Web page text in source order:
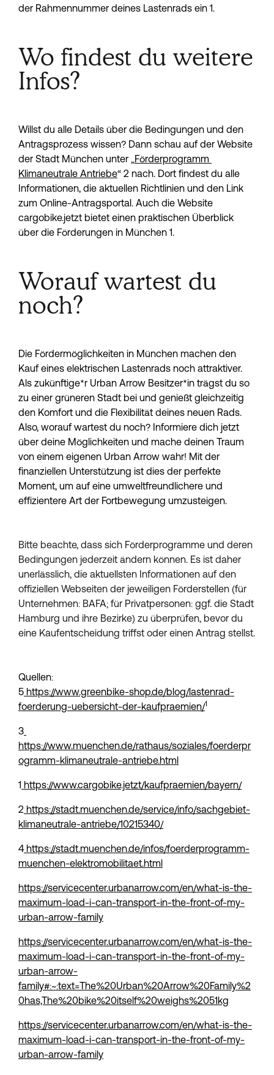
der Rahmennummer deines Lastenrads ein 1.
Wo findest du weitere
Infos?
Willst du alle Details über die Bedingungen und den
Antragsprozess wissen? Dann schau auf der Website
der Stadt München unter „ Förderprogramm
Klimaneutrale Antriebe“ 2 nach. Dort findest du alle
Informationen, die aktuellen Richtlinien und den Link
zum Online-Antragsportal. Auch die Website
cargobike.jetzt bietet einen praktischen Überblick
über die Förderungen in München 1.
Worauf wartest du
noch?
Die Fördermöglichkeiten in München machen den
Kauf eines elektrischen Lastenrads noch attraktiver.
Als zukünftige*r Urban Arrow Besitzer*in trägst du so
zu einer grüneren Stadt bei und genießt gleichzeitig
den Komfort und die Flexibilität deines neuen Rads.
Also, worauf wartest du noch? Informiere dich jetzt
über deine Möglichkeiten und mache deinen Traum
von einem eigenen Urban Arrow wahr! Mit der
finanziellen Unterstützung ist dies der perfekte
Moment, um auf eine umweltfreundlichere und
effizientere Art der Fortbewegung umzusteigen.
Bitte beachte, dass sich Förderprogramme und deren
Bedingungen jederzeit ändern können. Es ist daher
unerlässlich, die aktuellsten Informationen auf den
offiziellen Webseiten der jeweiligen Förderstellen (für
Unternehmen: BAFA; für Privatpersonen: ggf. die Stadt
Hamburg und ihre Bezirke) zu überprüfen, bevor du
eine Kaufentscheidung triffst oder einen Antrag stellst.
Quellen:
5 https://www.greenbike-shop.de/blog/lastenrad-
foerderung-uebersicht-der-kaufpraemien/1
3
https://www.muenchen.de/rathaus/soziales/foerderpr
ogramm-klimaneutrale-antriebe.html
1 https://www.cargobike.jetzt/kaufpraemien/bayern/
2 https://stadt.muenchen.de/service/info/sachgebiet-
klimaneutrale-antriebe/10215340/
4 https://stadt.muenchen.de/infos/foerderprogramm-
muenchen-elektromobilitaet.html
https://servicecenter.urbanarrow.com/en/what-is-the-
maximum-load-i-can-transport-in-the-front-of-my-
urban-arrow-family
https://servicecenter.urbanarrow.com/en/what-is-the-
maximum-load-i-can-transport-in-the-front-of-my-
urban-arrow-
family#:~:text=The%20Urban%20Arrow%20Family%2
0has,The%20bike%20itself%20weighs%2051kg
https://servicecenter.urbanarrow.com/en/what-is-the-
maximum-load-i-can-transport-in-the-front-of-my-
urban-arrow-family